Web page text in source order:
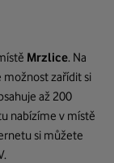
Mrzlice. Na
možnost zařídit si
až 200
nabízíme v místě
si můžete